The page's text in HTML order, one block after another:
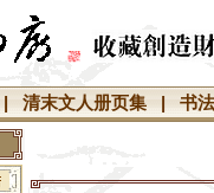
清末文人册页集 书